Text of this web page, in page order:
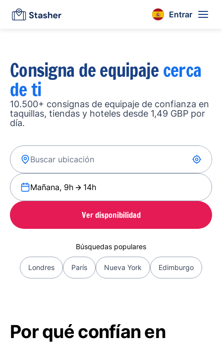
Entrar
Consigna de equipajecerca
de ti
10.500+ consignas de equipaje de confianza en
taquillas, tiendas y hoteles desde 1,49 GBP por
día.
Mañana, 9h 14h
Ver disponibilidad
Búsquedas populares
Londres París Nueva York Edimburgo
Por qué confían en